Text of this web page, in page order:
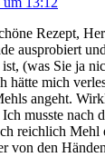
Rezept,
ausprobiert
(was Sie ja
hätte mich
angeht.
musste nach
reichlich Mehl
von den